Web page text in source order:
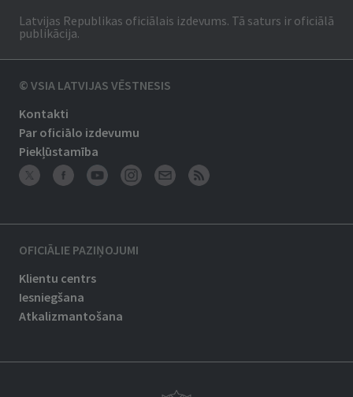
Latvijas Republikas oficiālais izdevums. Tā saturs ir oficiālā
publikācija.
© VSIA LATVIJAS VĒSTNESIS
Kontakti
Par oficiālo izdevumu
Piekļūstamība
OFICIĀLIE PAZIŅOJUMI
Klientu centrs
Iesniegšana
Atkalizmantošana